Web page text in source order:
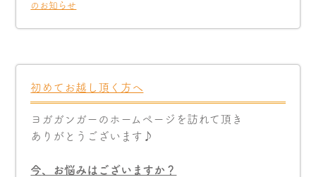
のお知らせ
初めてお越し頂く方へ
ヨガガンガーのホームページを訪れて頂き
ありがとうございます♪
今 、お悩みはございますか？